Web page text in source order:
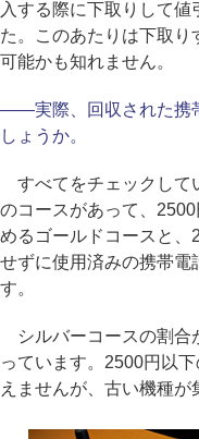
入する際に下取りして
た。このあたりは下取
可能かも知れません。
――実際、回収された携
しょうか。
すべてをチェックして
のコースがあって、
めるゴールドコースと、
せずに使用済みの携帯電
す。
シルバーコースの割合
っています。2500円以
えませんが、古い機種が